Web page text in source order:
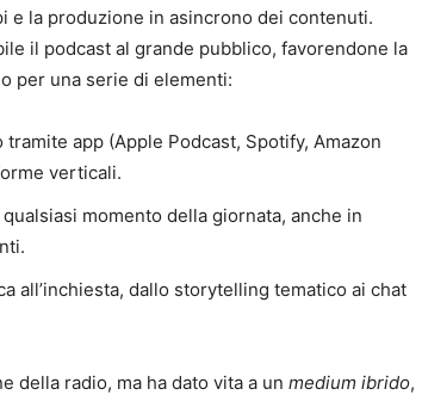
e la produzione in asincrono dei contenuti.
il podcast al grande pubblico, favorendone la
per una serie di elementi:
tramite app (Apple Podcast, Spotify, Amazon
verticali.
momento della giornata, anche in
all’inchiesta, dallo storytelling tematico ai chat
della radio, ma ha dato vita a un medium ibrido,